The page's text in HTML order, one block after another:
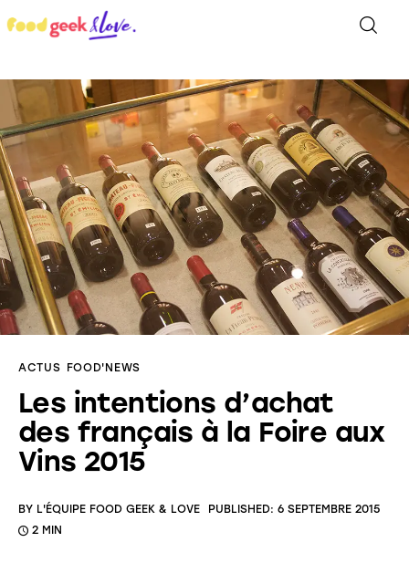
Food’News
Food’Com
Food’Art
Food’Event
Food’Life
ACTUS FOOD'NEWS
Les intentions d’achat
des français à la Foire aux
Vins 2015
BY L'ÉQUIPE FOOD GEEK & LOVE PUBLISHED: 6 SEPTEMBRE 2015
2 MIN